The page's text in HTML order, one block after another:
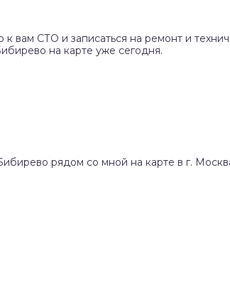
вам СТО и записаться на ремонт и
на карте уже сегодня.
рядом со мной на карте в г.